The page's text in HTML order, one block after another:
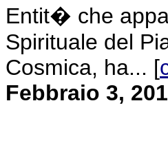
Entit� che
Spirituale del
Cosmica, ha... [
Febbraio 3,